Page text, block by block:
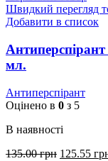
Швидкий перегляд
Добавити в список
Антиперспірант
мл.
Антиперспірант
Оцінено в 0 з 5
В наявності
135.00грн 125.55